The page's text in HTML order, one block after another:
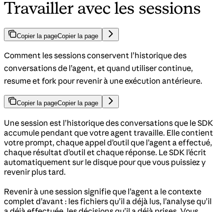
Travailler avec les sessions
Copier la pageCopier la page
Comment les sessions conservent l’historique des
conversations de l’agent, et quand utiliser continue,
resume et fork pour revenir à une exécution antérieure.
Copier la pageCopier la page
Une session est l’historique des conversations que le SDK
accumule pendant que votre agent travaille. Elle contient
votre prompt, chaque appel d’outil que l’agent a effectué,
chaque résultat d’outil et chaque réponse. Le SDK l’écrit
automatiquement sur le disque pour que vous puissiez y
revenir plus tard.
Revenir à une session signifie que l’agent a le contexte
complet d’avant : les fichiers qu’il a déjà lus, l’analyse qu’il